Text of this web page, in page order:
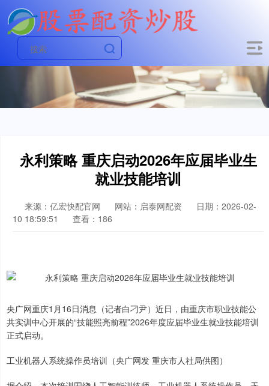
永利策略 重庆启动2026年应届毕业生
就业技能培训
来源：亿宏快配官网 网站：启泰网配资
日期：2026-02-
10 18:59:51
查看：186
央广网重庆1月16日消息（记者白刁尹）近日，由重庆市职业技能公
共实训中心开展的“技能照亮前程”2026年度应届毕业生就业技能培训
正式启动。
工业机器人系统操作员培训（央广网发 重庆市人社局供图）